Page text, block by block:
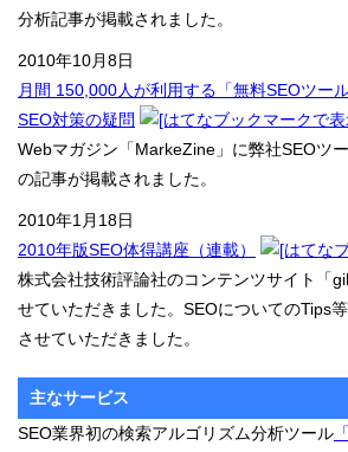
分析記事が掲載されました。
2010年10月8日
月間 150,000人が利用する「無料SEOツー
SEO対策の疑問
Webマガジン「MarkeZine」に弊社SEOツ
の記事が掲載されました。
2010年1月18日
2010年版SEO体得講座（連載）
株式会社技術評論社のコンテンツサイト「
せていただきました。SEOについてのTips
させていただきました。
主なサービス
SEO業界初の検索アルゴリズム分析ツール